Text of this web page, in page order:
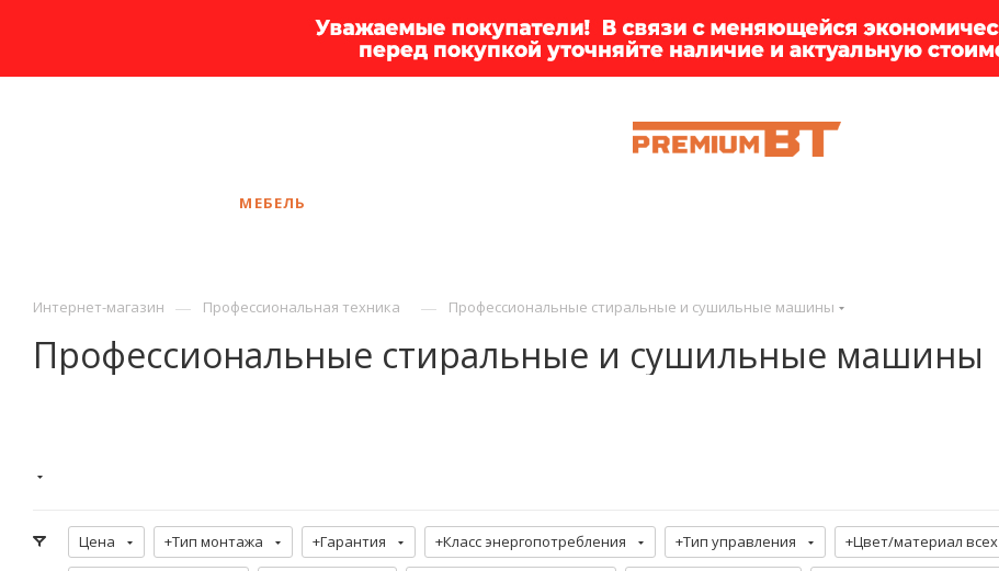
МЕБЕЛЬ
Интернет-магазин — Профессиональная техника — Профессиональные стиральные и сушильные машины
Профессиональные стиральные и сушильные машины
Цена +Тип монтажа +Гарантия +Класс энергопотребления +Тип управления +Цвет/материал всех